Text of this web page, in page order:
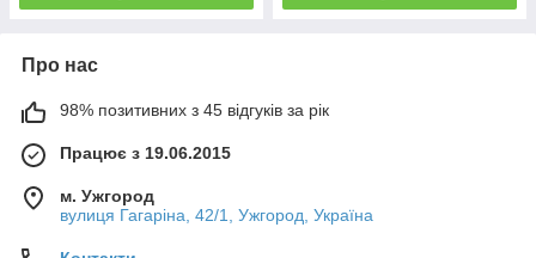
Про нас
98% позитивних з 45 відгуків за рік
Працює з 19.06.2015
м. Ужгород
вулиця Гагаріна, 42/1, Ужгород, Україна